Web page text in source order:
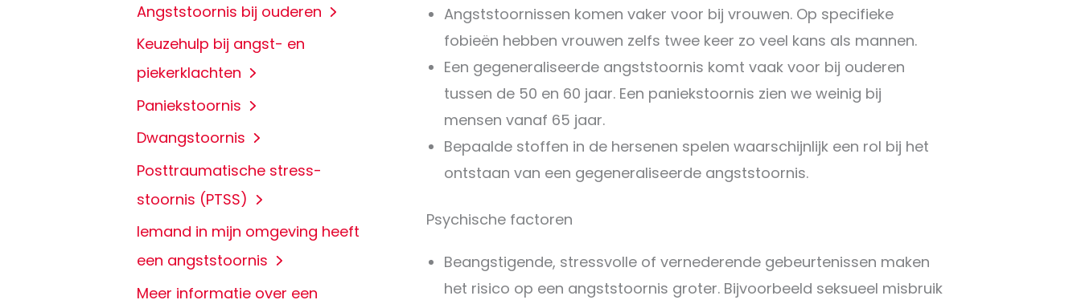
Angststoornis bij ouderen
Keuzehulp bij angst- en
piekerklachten
Paniekstoornis
Dwangstoornis
Posttraumatische stress-
stoornis (PTSS)
Iemand in mijn omgeving heeft
een angststoornis
Meer informatie over een
Angststoornissen komen vaker voor bij vrouwen. Op specifieke
fobieën hebben vrouwen zelfs twee keer zo veel kans als mannen.
Een gegeneraliseerde angststoornis komt vaak voor bij ouderen
tussen de 50 en 60 jaar. Een paniekstoornis zien we weinig bij
mensen vanaf 65 jaar.
Bepaalde stoffen in de hersenen spelen waarschijnlijk een rol bij het
ontstaan van een gegeneraliseerde angststoornis.
Psychische factoren
Beangstigende, stressvolle of vernederende gebeurtenissen maken
het risico op een angststoornis groter. Bijvoorbeeld seksueel misbruik